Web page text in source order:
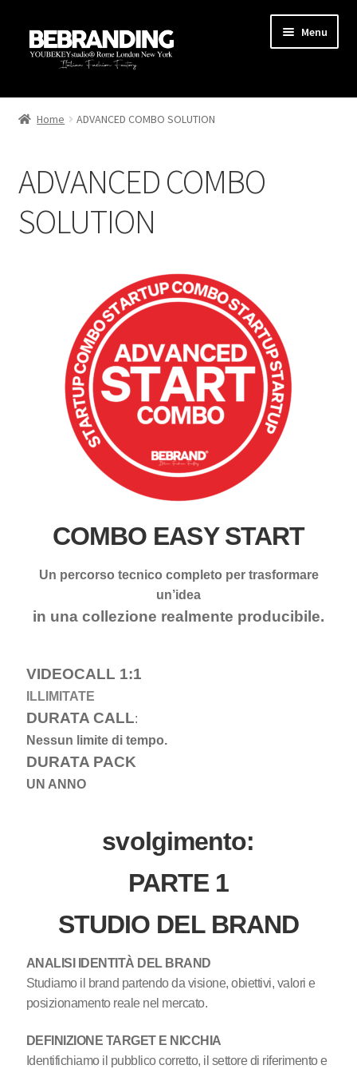
Menu
HOME
PRODUZIONE
AREA MARKETING
CONTATTI
Home ADVANCED COMBO SOLUTION
ADVANCED COMBO
SOLUTION
COMBO EASY START
Un percorso tecnico completo per trasformare
un’idea
in una collezione realmente producibile.
VIDEOCALL 1:1
ILLIMITATE
DURATA CALL:
Nessun limite di tempo.
DURATA PACK
UN ANNO
svolgimento:
PARTE 1
STUDIO DEL BRAND
ANALISI IDENTITÀ DEL BRAND
Studiamo il brand partendo da visione, obiettivi, valori e
posizionamento reale nel mercato.
DEFINIZIONE TARGET E NICCHIA
Identifichiamo il pubblico corretto, il settore di riferimento e